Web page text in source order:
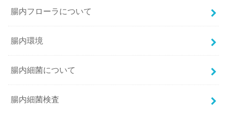
腸内フローラについて
腸内環境
腸内細菌について
腸内細菌検査